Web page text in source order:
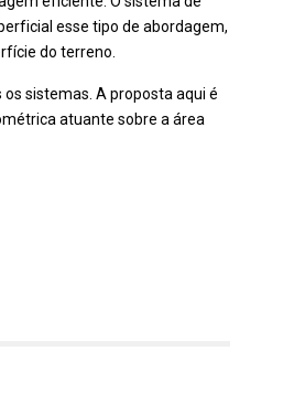
esse tipo de abordagem,
do terreno.
sistemas. A proposta aqui é
atuante sobre a área